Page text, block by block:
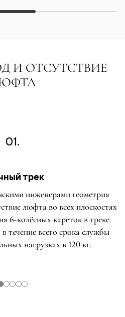
И ОТСУТСТВИЕ
01.
трек
инженерами геометрия
люфта во всех плоскостях
6-колёсных кареток в треке.
течение всего срока службы
нагрузках в 120 кг.